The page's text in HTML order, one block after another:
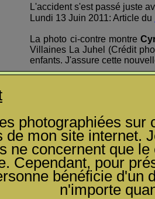
L'accident s'est passé juste
Lundi 13 Juin 2011: Article du
La photo ci-contre montre
Villaines La Juhel (Crédit
enfants. J'assure cette
photographiées
de mon site internet.
ne concernent que
Cependant, pour
bénéficie d'un
n'importe